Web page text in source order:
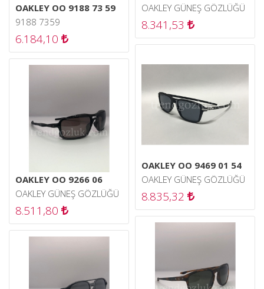
OAKLEY GÜNEŞ GÖZLÜĞÜ
8.341,53
OAKLEY OO 9188 73 59
9188 7359
6.184,10
OAKLEY OO 9469 01 54
OAKLEY GÜNEŞ GÖZLÜĞÜ
8.835,32
OAKLEY OO 9266 06
OAKLEY GÜNEŞ GÖZLÜĞÜ
8.511,80